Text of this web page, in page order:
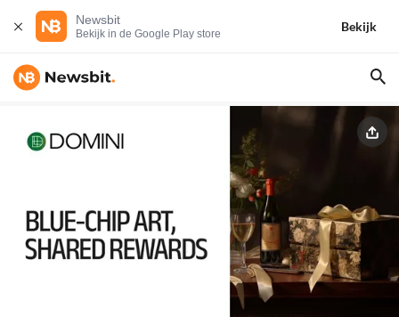
Newsbit
Bekijk in de Google Play store
Bekijk